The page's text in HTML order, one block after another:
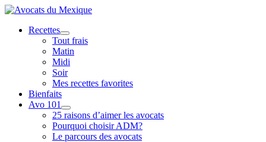
Recettes
Tout frais
Matin
Midi
Soir
Mes recettes favorites
Bienfaits
Avo 101
25 raisons d’aimer les avocats
Pourquoi choisir ADM?
Le parcours des avocats